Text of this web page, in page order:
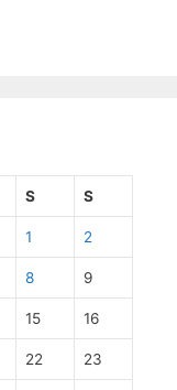
S S
1 2
8 9
15 16
22 23